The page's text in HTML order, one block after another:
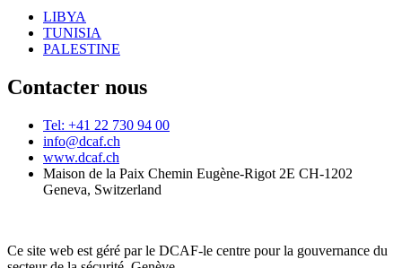
LIBYA
TUNISIA
PALESTINE
Contacter nous
Tel: +41 22 730 94 00
info@dcaf.ch
www.dcaf.ch
Maison de la Paix Chemin Eugène-Rigot 2E CH-1202
Geneva, Switzerland
Ce site web est géré par le DCAF-le centre pour la gouvernance du